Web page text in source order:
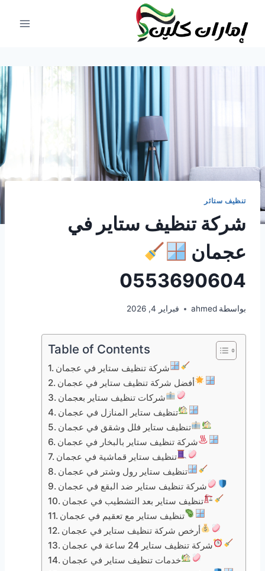
المحتوى
تنظيف ستائر
شركة تنظيف ستاير في
عجمان
0553690604
بواسطة ahmed فبراير 4, 2026
Table of Contents
شركة تنظيف ستاير في عجمان
أفضل شركة تنظيف ستاير في عجمان
شركات تنظيف ستاير بعجمان
تنظيف ستاير المنازل في عجمان
تنظيف ستاير فلل وشقق في عجمان
شركة تنظيف ستاير بالبخار في عجمان
تنظيف ستاير قماشية في عجمان
تنظيف ستاير رول وشتر في عجمان
شركة تنظيف ستاير ضد البقع في عجمان
تنظيف ستاير بعد التشطيب في عجمان
تنظيف ستاير مع تعقيم في عجمان
أرخص شركة تنظيف ستاير في عجمان
شركة تنظيف ستاير 24 ساعة في عجمان
خدمات تنظيف ستاير في عجمان